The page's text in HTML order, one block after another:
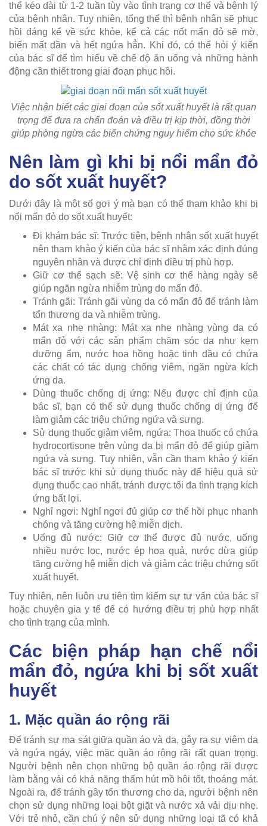
thể kéo dài từ 1-2 tuần tùy vào tình trạng cơ thể và bệnh lý
của bệnh nhân. Tuy nhiên, tổng thể thì bệnh nhân sẽ phục
hồi đáng kể về sức khỏe, kể cả các nốt mẩn đỏ sẽ mờ,
biến mất dần và hết ngứa hẳn. Khi đó, có thể hỏi ý kiến
của bác sĩ để tìm hiểu về chế độ ăn uống và những hành
động cần thiết trong giai đoạn phục hồi.
Việc nhận biết các giai đoạn của sốt xuất huyết là rất quan
trọng để đưa ra chẩn đoán và điều trị kịp thời, đồng thời
giúp phòng ngừa các biến chứng nguy hiểm cho sức khỏe
Nên làm gì khi bị nổi mẩn đỏ
do sốt xuất huyết?
Dưới đây là một số gợi ý mà bạn có thể tham khảo khi bị
nổi mẩn đỏ do sốt xuất huyết:
Đi khám bác sĩ: Trước tiên, bệnh nhân sốt xuất huyết
nên tham khảo ý kiến của bác sĩ nhằm xác định đúng
nguyên nhân và được chỉ định điều trị phù hợp.
Giữ cơ thể sạch sẽ: Vệ sinh cơ thể hàng ngày sẽ
giúp ngăn ngừa nhiễm trùng do mẩn đỏ.
Tránh gãi: Tránh gãi vùng da có mẩn đỏ để tránh làm
tổn thương da và nhiễm trùng.
Mát xa nhẹ nhàng: Mát xa nhẹ nhàng vùng da có
mẩn đỏ với các sản phẩm chăm sóc da như kem
dưỡng ẩm, nước hoa hồng hoặc tinh dầu có chứa
các chất có tác dụng chống viêm, ngăn ngừa kích
ứng da.
Dùng thuốc chống dị ứng: Nếu được chỉ định của
bác sĩ, bạn có thể sử dụng thuốc chống dị ứng để
làm giảm các triệu chứng ngứa và sưng.
Sử dụng thuốc giảm viêm, ngứa: Thoa thuốc có chứa
hydrocortisone trên vùng da bị mẩn đỏ để giúp giảm
ngứa và sưng. Tuy nhiên, vẫn cần tham khảo ý kiến
bác sĩ trước khi sử dụng thuốc này để hiệu quả sử
dụng thuốc cao nhất, tránh được tối đa tình trạng kích
ứng bất lợi.
Nghỉ ngơi: Nghỉ ngơi đủ giúp cơ thể hồi phục nhanh
chóng và tăng cường hệ miễn dịch.
Uống đủ nước: Giữ cơ thể được đủ nước, uống
nhiều nước lọc, nước ép hoa quả, nước dừa giúp
tăng cường hệ miễn dịch và giảm các triệu chứng sốt
xuất huyết.
Tuy nhiên, nên luôn ưu tiên tìm kiếm sự tư vấn của bác sĩ
hoặc chuyên gia y tế để có hướng điều trị phù hợp nhất
cho tình trạng của mình.
Các biện pháp hạn chế nổi
mẩn đỏ, ngứa khi bị sốt xuất
huyết
1. Mặc quần áo rộng rãi
Để tránh sự ma sát giữa quần áo và da, gây ra sự viêm da
và ngứa ngáy, việc mặc quần áo rộng rãi rất quan trọng.
Người bệnh nên chọn những bộ quần áo rộng rãi được
làm bằng vải có khả năng thấm hút mồ hôi tốt, thoáng mát.
Ngoài ra, để tránh gây tổn thương cho da, người bệnh nên
chọn sử dụng những loại bột giặt và nước xả vải dịu nhẹ.
Với trẻ nhỏ, cần chú ý nên sử dụng những loại tã có khả